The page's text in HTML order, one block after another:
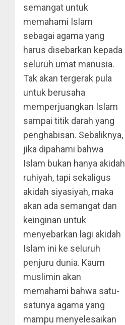
semangat untuk
memahami Islam
sebagai agama yang
harus disebarkan kepada
seluruh umat manusia.
Tak akan tergerak pula
untuk berusaha
memperjuangkan Islam
sampai titik darah yang
penghabisan. Sebaliknya,
jika dipahami bahwa
Islam bukan hanya akidah
ruhiyah, tapi sekaligus
akidah siyasiyah, maka
akan ada semangat dan
keinginan untuk
menyebarkan lagi akidah
Islam ini ke seluruh
penjuru dunia. Kaum
muslimin akan
memahami bahwa satu-
satunya agama yang
mampu menyelesaikan